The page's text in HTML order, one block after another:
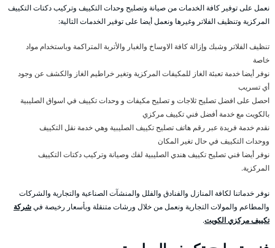
نعمل على توفير كافة الخدمات من صيانة وتصليح وحدات التكييف وتركيب دكتات التكييف
المركزية وتنظيف الفلاتر وغيرها ونعمل أيضا على توفير الخدمات التالية:
تنظيف الفلاتر وشبك وإزالة كافة الاوساخ والغبار والأتربة المتراكمة وباستخدام مواد
خاصة
نوفر أيضا خدمة تعبئة الغاز للمكيفات المركزية وتغير خراطيم الغاز والكشف عن وجود
أي تسريب
احصل على افضل تصليح ثلاجات و تصليح مكيفات و وحدات تكييف في اسواق الصليبية
بالكويت مع خدمة أفضل فني تكييف مركزي
نقدم خدمة فريدة عبر رقم هاتف تصليح تكييف الصليبية وهي خدمة نقل التكييف
ووحدات التكييف في حال تغير المكان
نوفر أيضا فني تصليح تكييف هندي الصليبية لفك وصيانة وتركيب دكتات التكييف
المركزية.
نوفر خدماتنا لكافة المنازل والفنادق والفلل والمنشآت الصناعية والتجارية والشركات
والمطاعم والمولات التجارية ونعمل من خلال ورشات متنقلة وبأسعار رخيصة فيشركة
تكييف مركزي الكويت.